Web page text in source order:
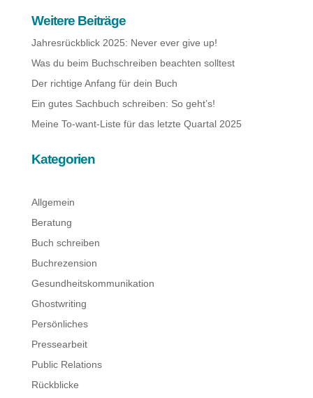
Weitere Beiträge
Jahresrückblick 2025: Never ever give up!
Was du beim Buchschreiben beachten solltest
Der richtige Anfang für dein Buch
Ein gutes Sachbuch schreiben: So geht’s!
Meine To-want-Liste für das letzte Quartal 2025
Kategorien
Allgemein
Beratung
Buch schreiben
Buchrezension
Gesundheitskommunikation
Ghostwriting
Persönliches
Pressearbeit
Public Relations
Rückblicke